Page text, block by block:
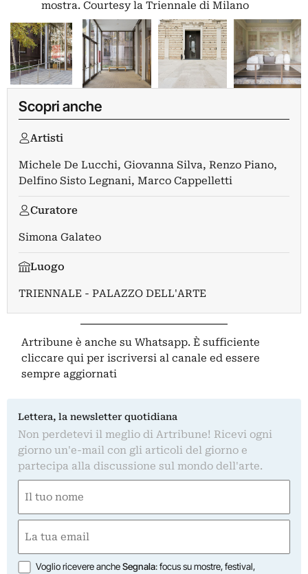
mostra. Courtesy la Triennale di Milano
Scopri anche
Artisti
Michele De Lucchi, Giovanna Silva, Renzo Piano,
Delfino Sisto Legnani, Marco Cappelletti
Curatore
Simona Galateo
Luogo
TRIENNALE - PALAZZO DELL'ARTE
Artribune è anche su Whatsapp. È sufficiente
cliccare qui per iscriversi al canale ed essere
sempre aggiornati
Lettera, la newsletter quotidiana
Non perdetevi il meglio di Artribune! Ricevi ogni
giorno un'e-mail con gli articoli del giorno e
partecipa alla discussione sul mondo dell'arte.
(Obbligatorio)
Nome
(Obbligatorio)
Opzioni
Voglio ricevere ancheSegnala: focus su mostre, festival,